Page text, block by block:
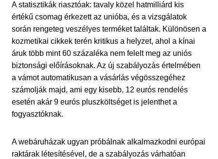
A statisztikák riasztóak: tavaly közel hatmilliárd kis
értékű csomag érkezett az unióba, és a vizsgálatok
során rengeteg veszélyes terméket találtak. Különösen a
kozmetikai cikkek terén kritikus a helyzet, ahol a kínai
áruk több mint 60 százaléka nem felelt meg az uniós
biztonsági előírásoknak. Az új szabályozás értelmében
a vámot automatikusan a vásárlás végösszegéhez
számolják majd, ami egy kisebb, 12 eurós rendelés
esetén akár 9 eurós pluszköltséget is jelenthet a
fogyasztóknak.
A webáruházak ugyan próbálnak alkalmazkodni európai
raktárak létesítésével, de a szabályozás várhatóan